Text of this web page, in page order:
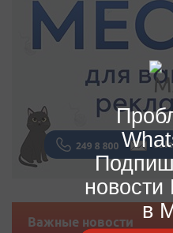
Важные новости
в